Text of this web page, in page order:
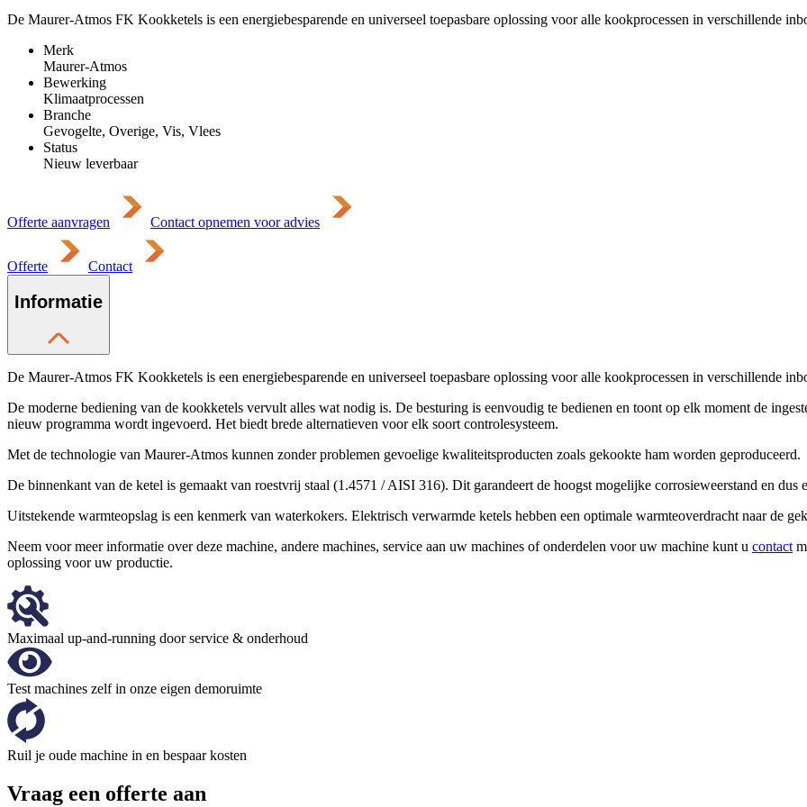
De Maurer-Atmos FK Kookketels is een energiebesparende en universeel toepasbare oplossing voor alle kookprocessen in verschillende
Merk
Maurer-Atmos
Bewerking
Klimaatprocessen
Branche
Gevogelte, Overige, Vis, Vlees
Status
Nieuw leverbaar
Offerte aanvragen Contact opnemen voor advies
Offerte Contact
Informatie
De Maurer-Atmos FK Kookketels is een energiebesparende en universeel toepasbare oplossing voor alle kookprocessen in verschillende
De moderne bediening van de kookketels vervult alles wat nodig is. De besturing is eenvoudig te bedienen en toont op elk moment de
nieuw programma wordt ingevoerd. Het biedt brede alternatieven voor elk soort controlesysteem.
Met de technologie van Maurer-Atmos kunnen zonder problemen gevoelige kwaliteitsproducten zoals gekookte ham worden geproduceerd.
De binnenkant van de ketel is gemaakt van roestvrij staal (1.4571 / AISI 316). Dit garandeert de hoogst mogelijke corrosieweerstand en dus
Uitstekende warmteopslag is een kenmerk van waterkokers. Elektrisch verwarmde ketels hebben een optimale warmteoverdracht naar de
Neem voor meer informatie over deze machine, andere machines, service aan uw machines of onderdelen voor uw machine kunt u contact
oplossing voor uw productie.
Maximaal up-and-running door service & onderhoud
Test machines zelf in onze eigen demoruimte
Ruil je oude machine in en bespaar kosten
Vraag een offerte aan